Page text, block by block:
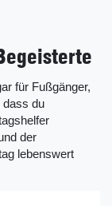
für Fußgänger,
dass du
der
lebenswert